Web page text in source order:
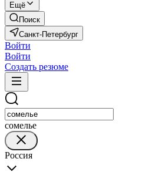
Ещё
Поиск
Санкт-Петербург
Войти
Войти
Создать резюме
сомелье
Россия